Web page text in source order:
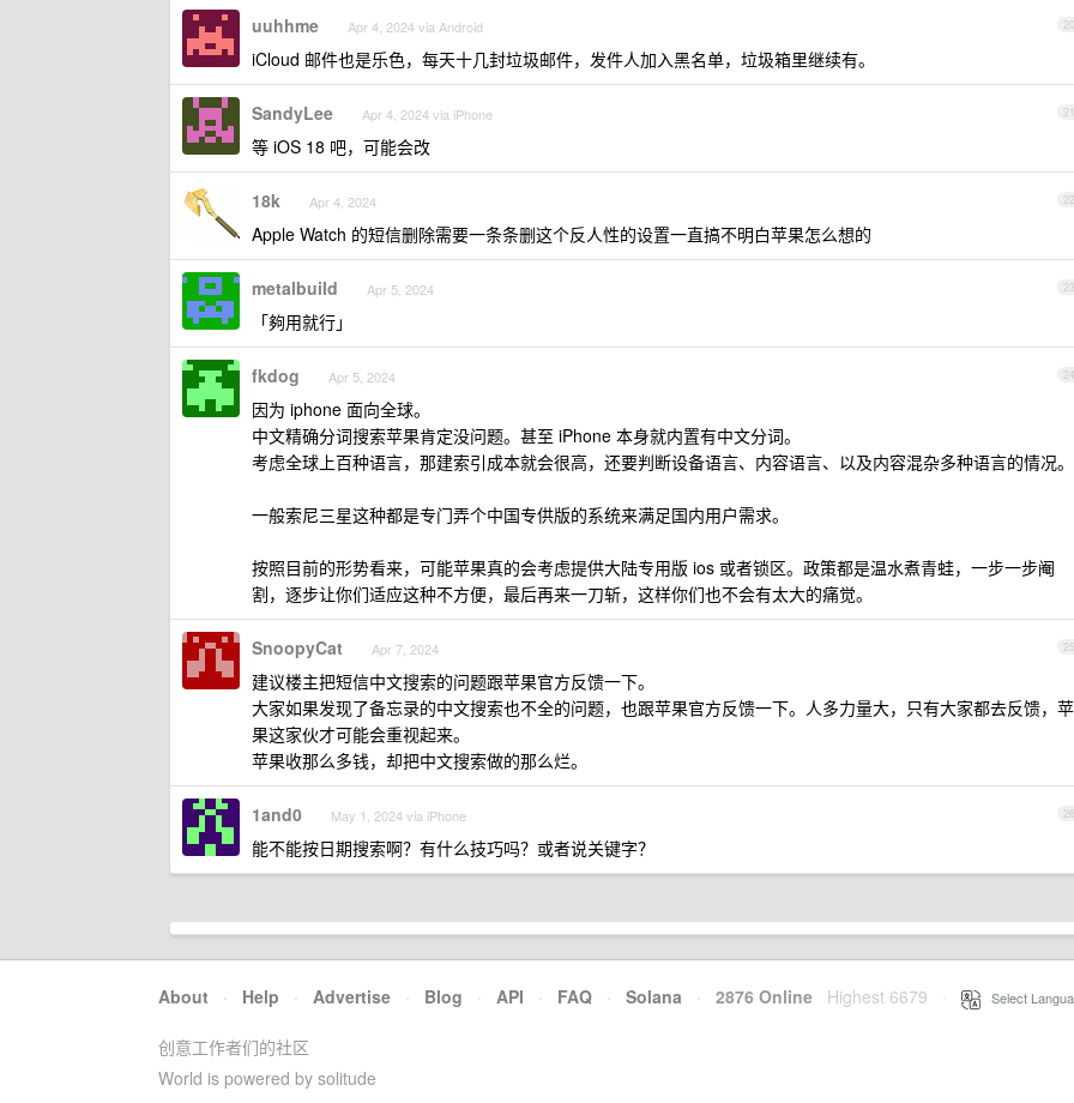
20
uuhhme Apr 4, 2024 via Android
iCloud 邮件也是乐色，每天十几封垃圾邮件，发件人加入黑名单，垃圾箱里继续有。
21
SandyLee Apr 4, 2024 via iPhone
等 iOS 18 吧，可能会改
22
18k Apr 4, 2024
Apple Watch 的短信删除需要一条条删这个反人性的设置一直搞不明白苹果怎么想的
23
metalbuild Apr 5, 2024
「夠用就行」
24
fkdog Apr 5, 2024
因为 iphone 面向全球。
中文精确分词搜索苹果肯定没问题。甚至 iPhone 本身就内置有中文分词。
考虑全球上百种语言，那建索引成本就会很高，还要判断设备语言、内容语言、以及内容混杂多种语言的情况。
一般索尼三星这种都是专门弄个中国专供版的系统来满足国内用户需求。
按照目前的形势看来，可能苹果真的会考虑提供大陆专用版 ios 或者锁区。政策都是温水煮青蛙，一步一步阉
割，逐步让你们适应这种不方便，最后再来一刀斩，这样你们也不会有太大的痛觉。
25
SnoopyCat Apr 7, 2024
建议楼主把短信中文搜索的问题跟苹果官方反馈一下。
大家如果发现了备忘录的中文搜索也不全的问题，也跟苹果官方反馈一下。人多力量大，只有大家都去反馈，苹
果这家伙才可能会重视起来。
苹果收那么多钱，却把中文搜索做的那么烂。
26
1and0 May 1, 2024 via iPhone
能不能按日期搜索啊？有什么技巧吗？或者说关键字？
About · Help · Advertise · Blog · API · FAQ · Solana · 2876 Online Highest 6679 Select
创意工作者们的社区
World is powered by solitude